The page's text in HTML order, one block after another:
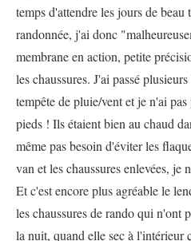
temps d'attendre les jours de
randonnée, j'ai donc
membrane en action, petite
les chaussures. J'ai passé
tempête de pluie/vent et je n'ai
pieds ! Ils étaient bien au chaud
même pas besoin d'éviter les
van et les chaussures enlevées, je
Et c'est encore plus agréable le
les chaussures de rando qui n'ont
la nuit, quand elle sec à l'intérieur